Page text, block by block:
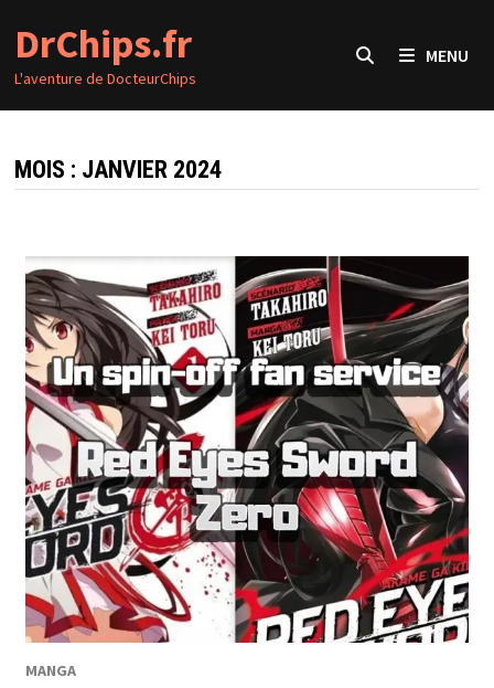
contenu
DrChips.fr
L'aventure de DocteurChips
MENU
MOIS : JANVIER 2024
MANGA